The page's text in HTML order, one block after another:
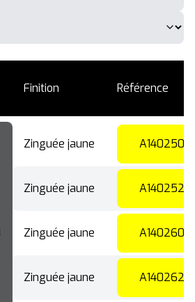
Finition Référence
Zinguée jaune A140250
Zinguée jaune A140252
Zinguée jaune A140260
Zinguée jaune A140262